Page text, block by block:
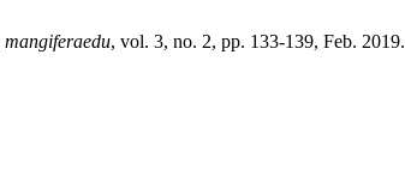
mangiferaedu, vol. 3, no. 2, pp. 133-139, Feb. 2019.